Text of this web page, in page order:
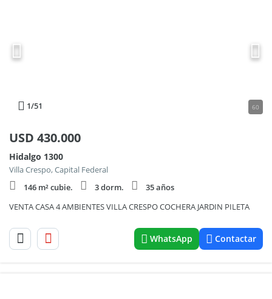
1/51 60
USD 430.000
Hidalgo 1300
Villa Crespo, Capital Federal
146 m² cubie.
3 dorm.
35 años
VENTA CASA 4 AMBIENTES VILLA CRESPO COCHERA JARDIN PILETA
WhatsApp Contactar